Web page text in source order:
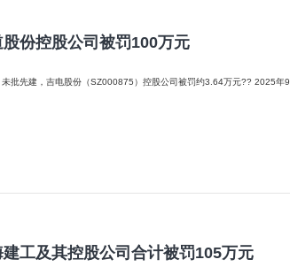
份控股公司被罚100万元
被罚约3.64万元?? 2025年9月第一周，哪些上市公司的环境保护与信披责任亮起了红灯？且
工及其控股公司合计被罚105万元